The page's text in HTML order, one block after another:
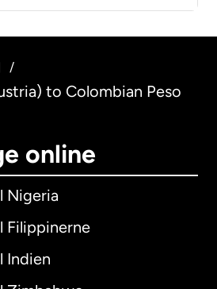
/
to Colombian Peso
online
Nigeria
Filippinerne
Indien